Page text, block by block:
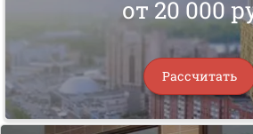
от 20 000
Рассчитать